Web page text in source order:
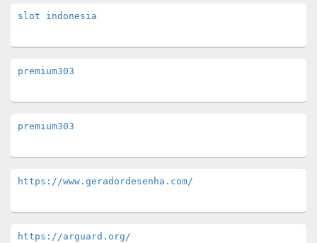
slot indonesia
premium303
premium303
https://www.geradordesenha.com/
https://arguard.org/